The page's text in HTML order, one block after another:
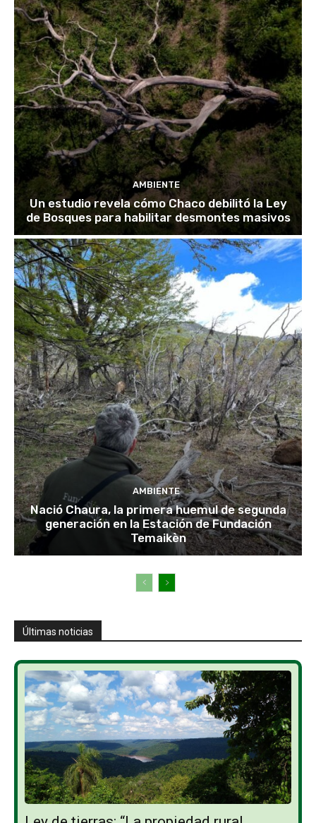
AMBIENTE
Un estudio revela cómo Chaco debilitó la Ley
de Bosques para habilitar desmontes masivos
AMBIENTE
Nació Chaura, la primera huemul de segunda
generación en la Estación de Fundación
Temaikèn
Últimas noticias